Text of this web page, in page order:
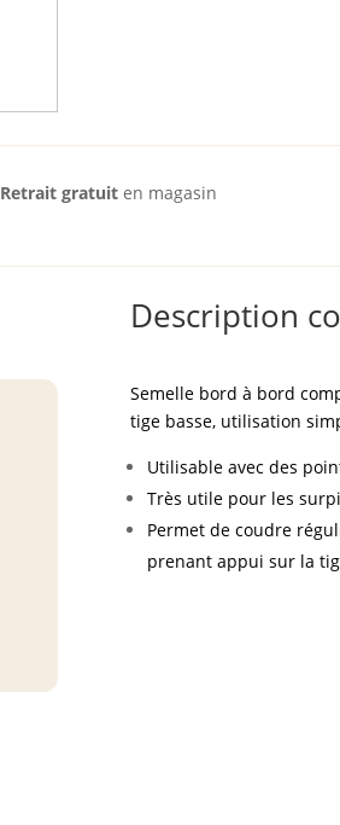
Retrait gratuiten magasin
Description
Semelle bord à bord
tige basse, utilisation
Utilisable avec des
Très utile pour les
Permet de coudre
prenant appui sur la